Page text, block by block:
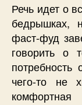
Речь идет о
бедрышках,
фаст-фуд
говорить о
чего-то не